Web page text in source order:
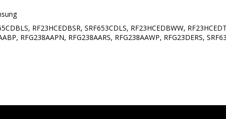
RF23HCEDBSR, SRF653CDLS, RF23HCEDBWW,
RFG238AAPN, RFG238AARS, RFG238AAWP, RFG23DERS,